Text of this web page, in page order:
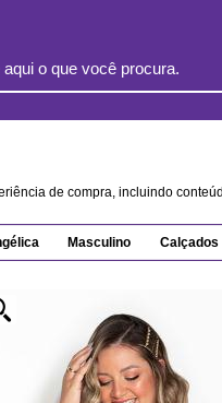
de compra, incluindo
Masculino Calçados